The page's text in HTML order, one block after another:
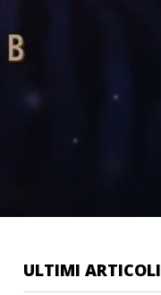
ULTIMI ARTICOLI